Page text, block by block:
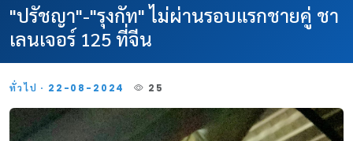
"ปรัชญา"-"รุงกัท" ไม่ผ่านรอบแรกชายคู่ ชา
เลนเจอร์ 125 ที่จีน
ทั่วไป · 22-08-2024 25